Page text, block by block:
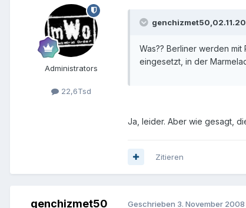
Administrators
22,6Tsd
Was?? Berliner werden
eingesetzt, in der
Ja, leider. Aber wie gesagt,
Zitieren
genchizmet50 Geschrieben 3. November 2008